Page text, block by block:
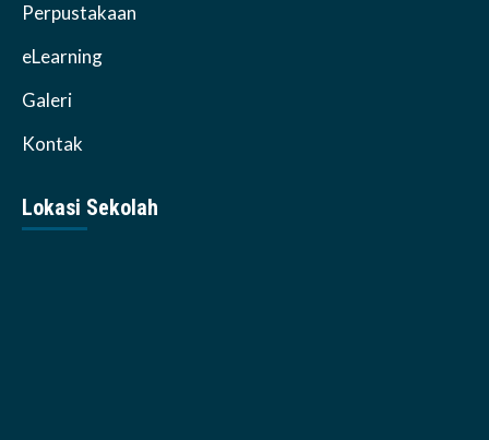
Perpustakaan
eLearning
Galeri
Kontak
Lokasi Sekolah